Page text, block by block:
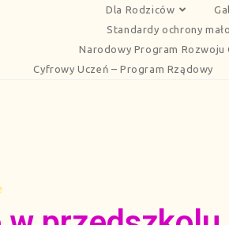
Dla Rodziców
Standardy ochrony
Narodowy Program Rozwoju
Cyfrowy Uczeń – Program Rządowy